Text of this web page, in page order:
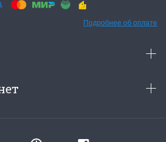
Подробнее об оплате